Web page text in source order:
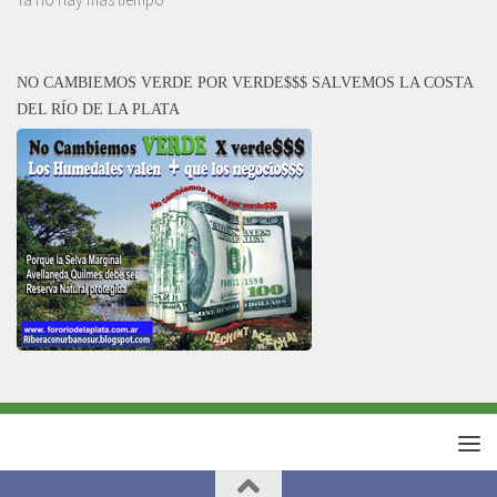
NO CAMBIEMOS VERDE POR VERDE$$$ SALVEMOS LA COSTA
DEL RÍO DE LA PLATA